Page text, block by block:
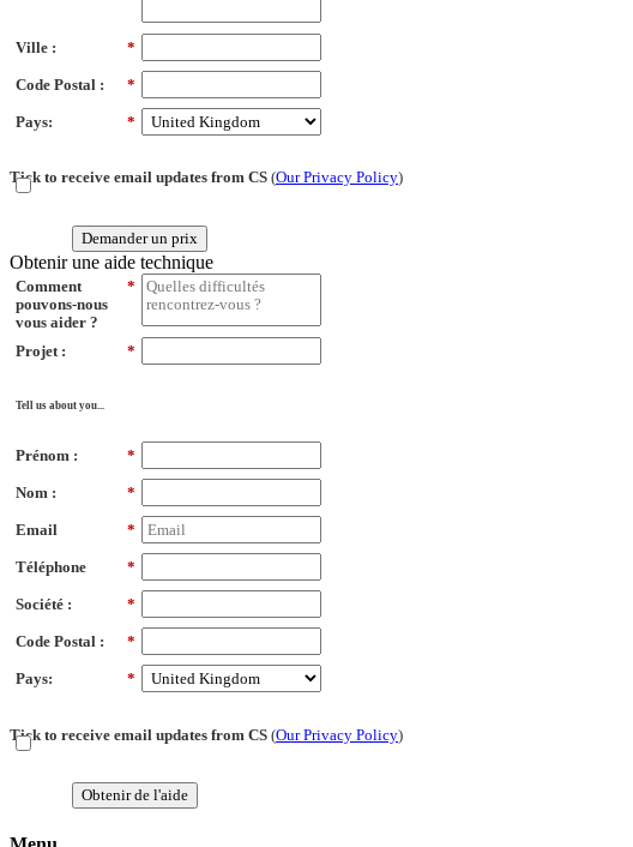
*
Ville :
*
Code Postal :
*
Pays:
Tick to receive email updates from CS (Our Privacy Policy)
Demander un prix
Obtenir une aide technique
*
Comment
pouvons-nous
vous aider ?
*
Projet :
Tell us about you...
*
Prénom :
*
Nom :
*
Email
*
Téléphone
*
Société :
*
Code Postal :
*
Pays:
Tick to receive email updates from CS (Our Privacy Policy)
Obtenir de l'aide